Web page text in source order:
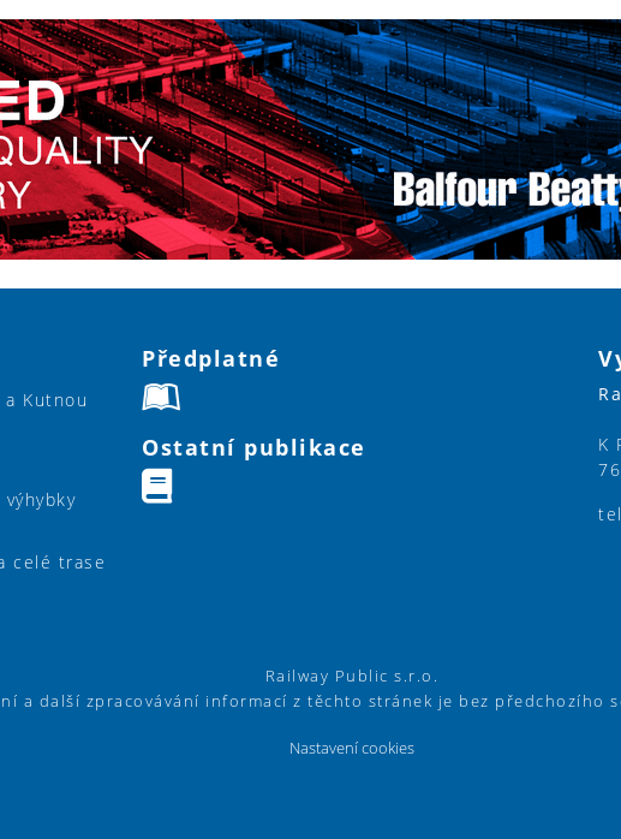
Kutnou
celé trase
Předplatné
Ostatní publikace
K
Railway Public s.r.o.
a další zpracovávání informací z těchto stránek je bez předchozího
Nastavení cookies